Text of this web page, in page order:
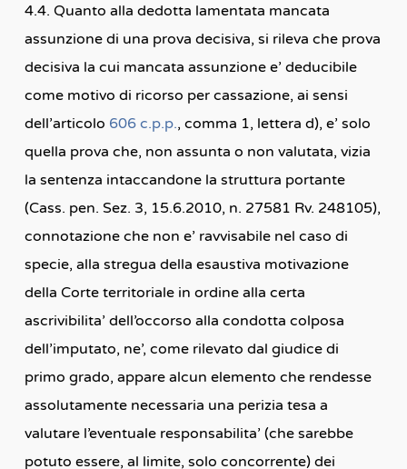
4.4. Quanto alla dedotta lamentata mancata
assunzione di una prova decisiva, si rileva che prova
decisiva la cui mancata assunzione e’ deducibile
come motivo di ricorso per cassazione, ai sensi
dell’articolo 606 c.p.p., comma 1, lettera d), e’ solo
quella prova che, non assunta o non valutata, vizia
la sentenza intaccandone la struttura portante
(Cass. pen. Sez. 3, 15.6.2010, n. 27581 Rv. 248105),
connotazione che non e’ ravvisabile nel caso di
specie, alla stregua della esaustiva motivazione
della Corte territoriale in ordine alla certa
ascrivibilita’ dell’occorso alla condotta colposa
dell’imputato, ne’, come rilevato dal giudice di
primo grado, appare alcun elemento che rendesse
assolutamente necessaria una perizia tesa a
valutare l’eventuale responsabilita’ (che sarebbe
potuto essere, al limite, solo concorrente) dei